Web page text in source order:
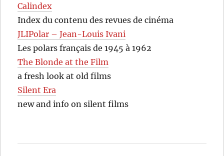
Calindex
Index du contenu des revues de cinéma
JLIPolar – Jean-Louis Ivani
Les polars français de 1945 à 1962
The Blonde at the Film
a fresh look at old films
Silent Era
new and info on silent films